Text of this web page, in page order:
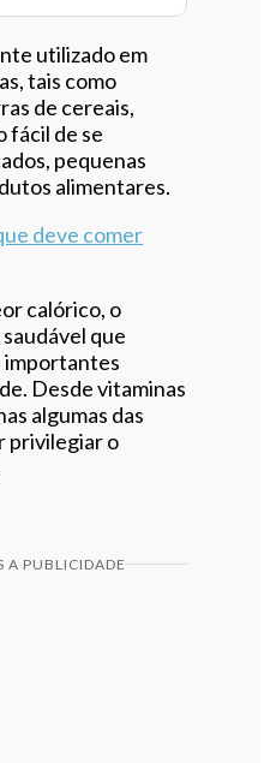
utilizado em
tais como
de cereais,
fácil de se
pequenas
alimentares.
deve comer
calórico, o
que
importantes
Desde vitaminas
algumas das
privilegiar o
A PUBLICIDADE